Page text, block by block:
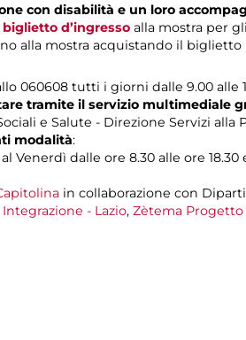
con disabilità e un loro
biglietto d’ingresso alla mostra per
alla mostra acquistando il
060608 tutti i giorni dalle 9.00 alle
tramite il servizio multimediale
e Salute - Direzione Servizi alla
modalità:
Venerdì dalle ore 8.30 alle ore 18.30
in collaborazione con
- Lazio, Zètema Progetto